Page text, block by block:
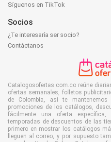
Síguenos en TikTok
Socios
¿Te interesaría ser socio?
Contáctanos
Catalogosofertas.com.co reúne
ofertas semanales, folletos
de Colombia, así te
promociones de los catálogos,
fácilmente una oferta
temporadas de descuentos de las
primero en mostrar los catálogos
lleguen al correo, y por supuesto